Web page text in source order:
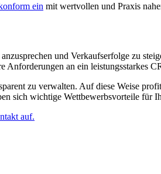
ein mit wertvollen und Praxis
und Verkaufserfolge zu
Anforderungen an ein leistungsstarkes
zu verwalten. Auf diese Weise
sich wichtige Wettbewerbsvorteile für
auf.